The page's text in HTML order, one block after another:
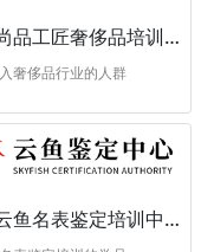
杭州尚品工匠奢侈品培训学校
奢侈品行业的人群
上海云鱼名表鉴定培训中心